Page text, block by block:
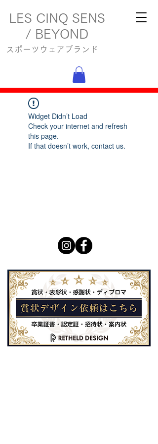
LES CINQ SENS
/ BEYOND
スポーツウェアブランド
Widget Didn’t Load
Check your internet and refresh
this page.
If that doesn’t work, contact us.